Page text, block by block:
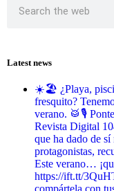
Latest news
☀️🏖️ ¿Playa,
fresquito?
verano. 🥁🎙️
Revista Digital
que ha dado de
protagonistas,
Este verano…
https://ift.tt/